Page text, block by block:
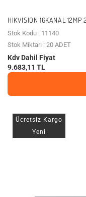
HIKVISION 16KANAL
Stok Kodu : 11140
Stok Miktarı : 20 ADET
Kdv Dahil Fiyat
9.683,11 TL
Ücretsiz Kargo
Yeni